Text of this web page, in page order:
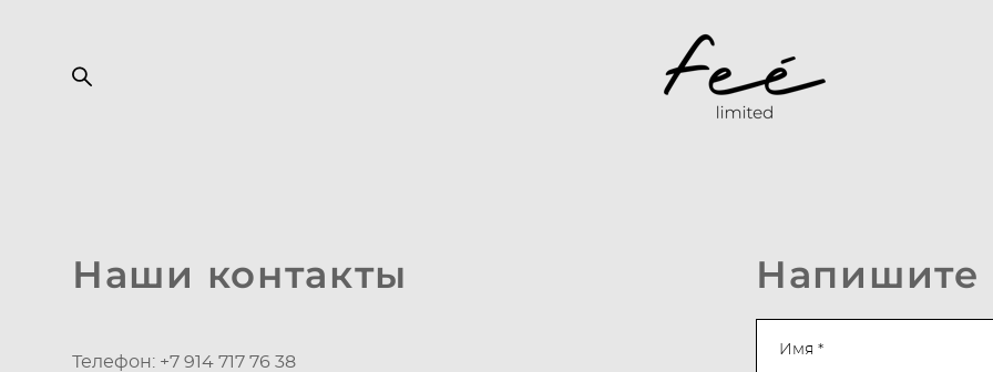
Наши контакты
Телефон: +7 914 717 76 38
Напишите
Имя *